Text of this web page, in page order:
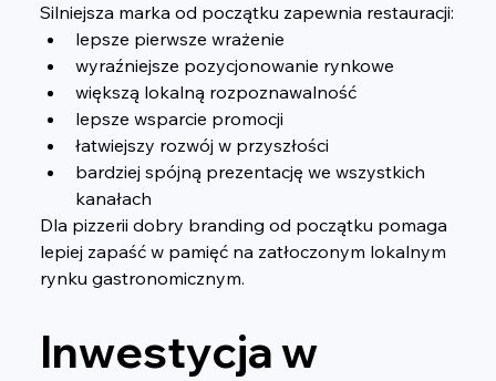
Silniejsza marka od początku zapewnia restauracji:
lepsze pierwsze wrażenie
wyraźniejsze pozycjonowanie rynkowe
większą lokalną rozpoznawalność
lepsze wsparcie promocji
łatwiejszy rozwój w przyszłości
bardziej spójną prezentację we wszystkich
kanałach
Dla pizzerii dobry branding od początku pomaga
lepiej zapaść w pamięć na zatłoczonym lokalnym
rynku gastronomicznym.
Inwestycja w